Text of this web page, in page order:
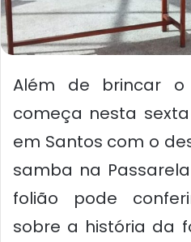
Além de brincar
começa nesta sexta
em Santos com o
samba na
folião pode
sobre a história da